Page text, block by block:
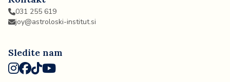
031 255 619
joy@astroloski-institut.si
Sledite nam